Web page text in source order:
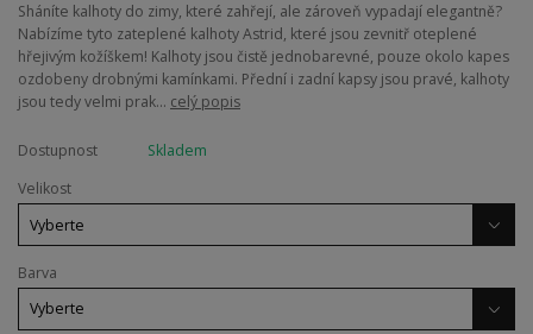
Sháníte kalhoty do zimy, které zahřejí, ale zároveň vypadají elegantně?
Nabízíme tyto zateplené kalhoty Astrid, které jsou zevnitř oteplené
hřejivým kožíškem! Kalhoty jsou čistě jednobarevné, pouze okolo kapes
ozdobeny drobnými kamínkami. Přední i zadní kapsy jsou pravé, kalhoty
jsou tedy velmi prak... celý popis
Dostupnost
Skladem
Velikost
Barva